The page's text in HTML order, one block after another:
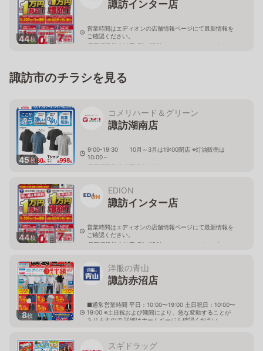
44枚
諏訪インター店
営業時間はエディオンの店舗情報ページにて最新情報を
ご確認ください。
長野県諏訪市沖田町5-3諏訪ステーションパーク内
諏訪市のチラシを見る
45枚
コメリハード＆グリーン
諏訪湖南店
9:00-19:30 10月～3月は19:00閉店 ※灯油販売は
10:00～
長野県諏訪市大字湖南3623-1
44枚
EDION
諏訪インター店
営業時間はエディオンの店舗情報ページにて最新情報を
ご確認ください。
長野県諏訪市沖田町5-3諏訪ステーションパーク内
8枚
洋服の青山
諏訪赤沼店
■通常営業時間 平日：10:00〜19:00 土日祝日：10:00〜
19:00 ※土日祝および期間により、急な変動することが
ありますので 詳細はホームページを確認ください
スギドラッグ